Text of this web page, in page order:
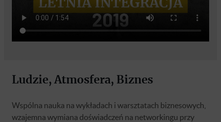
Ludzie, Atmosfera, Biznes
Wspólna nauka na wykładach i warsztatach biznesowych,
wzajemna wymiana doświadczeń na networkingu przy